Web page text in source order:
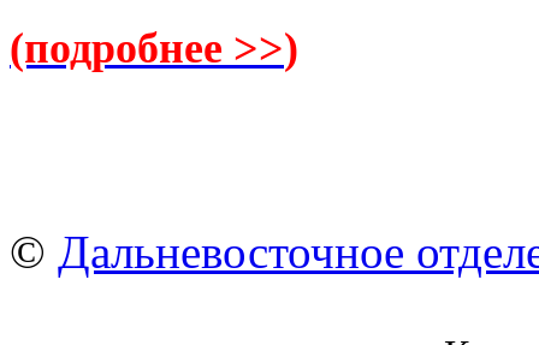
(подробнее >>)
© Дальневосточное